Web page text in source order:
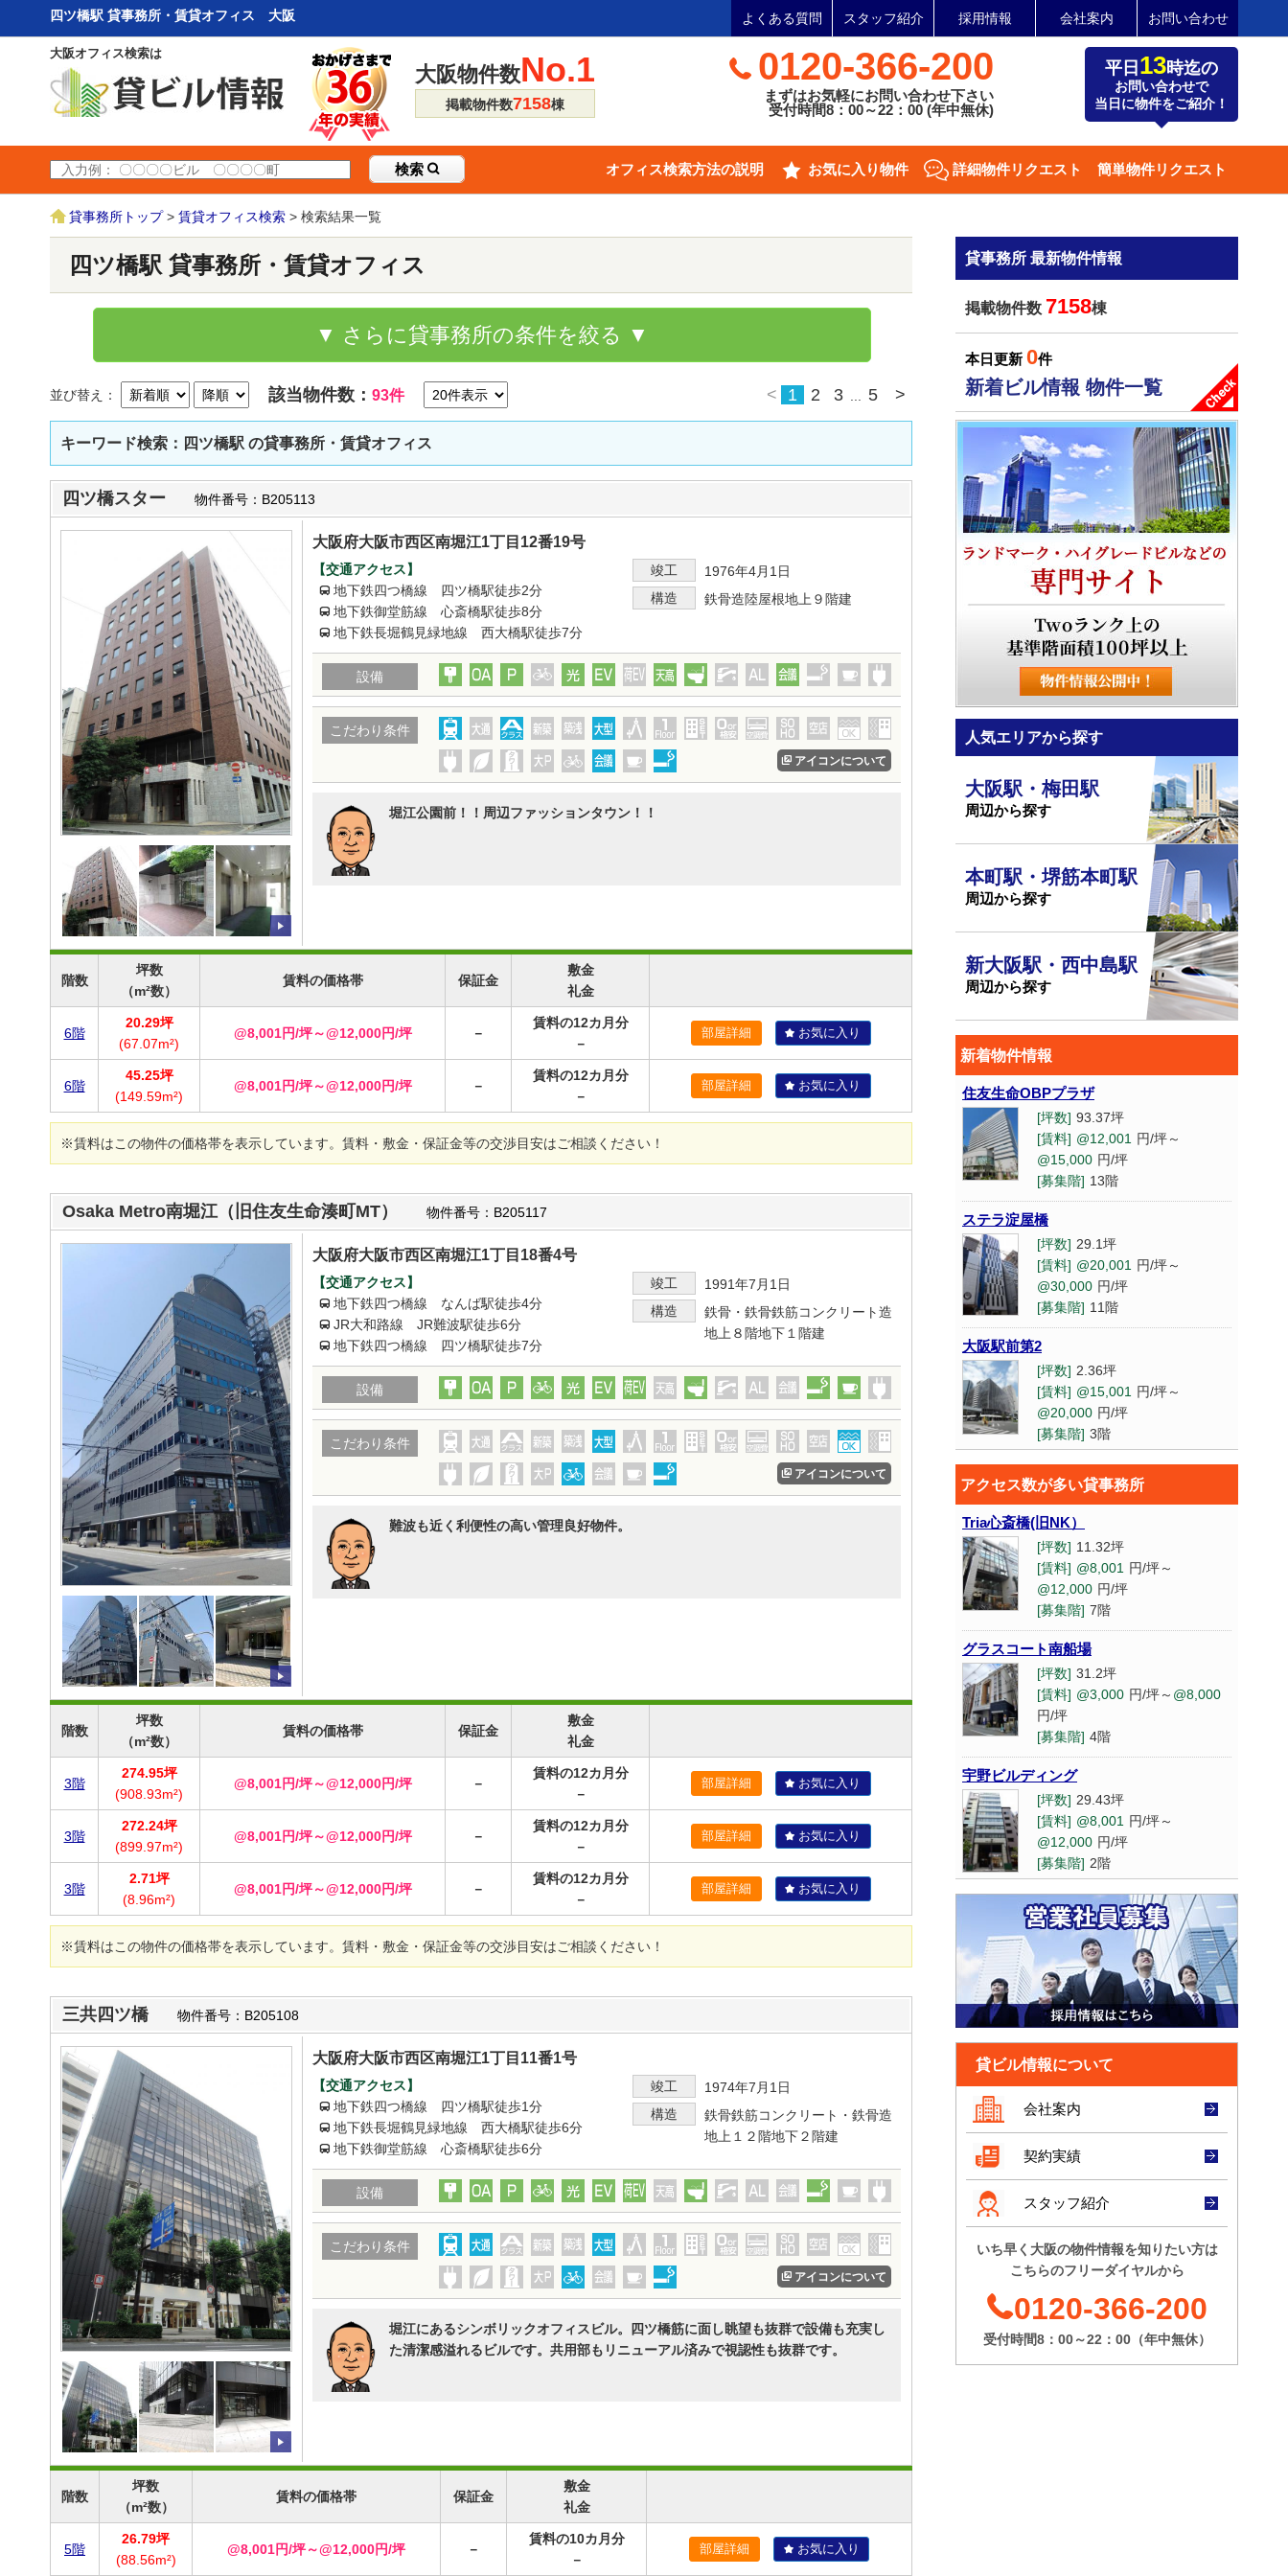
四ツ橋駅 貸事務所・賃貸オフィス 大阪 よくある質問 スタッフ紹介 採用情報 会社案内 お問い合わせ
大阪オフィス検索は
大阪物件数No.1
掲載物件数7158棟
0120-366-200
まずはお気軽にお問い合わせ下さい
受付時間8：00～22：00 (年中無休)
平日 13時迄の
お問い合わせで
当日に物件をご紹介！
検索 オフィス検索方法の説明 お気に入り物件 詳細物件リクエスト 簡単物件リクエスト
貸事務所トップ> 賃貸オフィス検索 > 検索結果一覧
四ツ橋駅 貸事務所・賃貸オフィス
▼ さらに貸事務所の条件を絞る ▼
並び替え： 該当物件数： 93件 < 1 2 3 5 >
キーワード検索：四ツ橋駅 の貸事務所・賃貸オフィス
四ツ橋スター 物件番号：B205113
大阪府大阪市西区南堀江1丁目12番19号
【交通アクセス】
地下鉄四つ橋線 四ツ橋駅徒歩2分
地下鉄御堂筋線 心斎橋駅徒歩8分
地下鉄長堀鶴見緑地線 西大橋駅徒歩7分
竣工
1976年4月1日
構造
鉄骨造陸屋根地上９階建
設備
こだわり条件
アイコンについて
堀江公園前！！周辺ファッションタウン！！
階数
坪数
（m²数）
賃料の価格帯 保証金
敷金
礼金
6階
20.29坪
(67.07m²)
@8,001円/坪～@12,000円/坪 －
賃料の12カ月分
－
部屋詳細 お気に入り
6階
45.25坪
(149.59m²)
@8,001円/坪～@12,000円/坪 －
賃料の12カ月分
－
部屋詳細 お気に入り
※賃料はこの物件の価格帯を表示しています。賃料・敷金・保証金等の交渉目安はご相談ください！
Osaka Metro南堀江（旧住友生命湊町MT） 物件番号：B205117
大阪府大阪市西区南堀江1丁目18番4号
【交通アクセス】
地下鉄四つ橋線 なんば駅徒歩4分
JR大和路線 JR難波駅徒歩6分
地下鉄四つ橋線 四ツ橋駅徒歩7分
竣工
1991年7月1日
構造
鉄骨・鉄骨鉄筋コンクリート造
地上８階地下１階建
設備
こだわり条件
アイコンについて
難波も近く利便性の高い管理良好物件。
階数
坪数
（m²数）
賃料の価格帯 保証金
敷金
礼金
3階
274.95坪
(908.93m²)
@8,001円/坪～@12,000円/坪 －
賃料の12カ月分
－
部屋詳細 お気に入り
3階
272.24坪
(899.97m²)
@8,001円/坪～@12,000円/坪 －
賃料の12カ月分
－
部屋詳細 お気に入り
3階
2.71坪
(8.96m²)
@8,001円/坪～@12,000円/坪 －
賃料の12カ月分
－
部屋詳細 お気に入り
※賃料はこの物件の価格帯を表示しています。賃料・敷金・保証金等の交渉目安はご相談ください！
三共四ツ橋 物件番号：B205108
大阪府大阪市西区南堀江1丁目11番1号
【交通アクセス】
地下鉄四つ橋線 四ツ橋駅徒歩1分
地下鉄長堀鶴見緑地線 西大橋駅徒歩6分
地下鉄御堂筋線 心斎橋駅徒歩6分
竣工
1974年7月1日
構造
鉄骨鉄筋コンクリート・鉄骨造
地上１２階地下２階建
設備
こだわり条件
アイコンについて
堀江にあるシンボリックオフィスビル。四ツ橋筋に面し眺望も抜群で設備も充実し
た清潔感溢れるビルです。共用部もリニューアル済みで視認性も抜群です。
階数
坪数
（m²数）
賃料の価格帯 保証金
敷金
礼金
5階
26.79坪
(88.56m²)
@8,001円/坪～@12,000円/坪 －
賃料の10カ月分
－
部屋詳細 お気に入り
貸事務所 最新物件情報
掲載物件数 7158棟
本日更新 0件
新着ビル情報 物件一覧
人気エリアから探す
大阪駅・梅田駅
周辺から探す
本町駅・堺筋本町駅
周辺から探す
新大阪駅・西中島駅
周辺から探す
新着物件情報
住友生命OBPプラザ
[坪数] 93.37坪
[賃料] @12,001 円/坪～
@15,000 円/坪
[募集階] 13階
ステラ淀屋橋
[坪数] 29.1坪
[賃料] @20,001 円/坪～
@30,000 円/坪
[募集階] 11階
大阪駅前第2
[坪数] 2.36坪
[賃料] @15,001 円/坪～
@20,000 円/坪
[募集階] 3階
[坪数]
27.67坪
[賃料]
@12,000 円/坪
[募集階] 2階
新大阪駅前(旧新大阪サムティ)
[坪数]
8.06坪
[賃料] @8,001
@12,000 円/坪
[募集階] 3階
コットンニッセイ
[坪数]
44坪
[賃料] 相談
[募集階]
8階
大阪国際
[坪数] 10.04坪
@20,000 円/坪
[募集階] 地下1階
四ツ橋セントラル
[坪数]
47.9坪
[賃料] @12,001 円/坪～
[募集階]
6階
IENTO本町
[坪数] 21.12坪
@20,000
[募集階] 12階
セントアーバン
[坪数] 20.35坪
[賃料] @15,001 円/坪～
[募集階] 3階
アクセス数が多い貸事務所
Tria心斎橋(旧NK）
[坪数] 11.32坪
[賃料] @8,001 円/坪～
@12,000 円/坪
[募集階] 7階
グラスコート南船場
[坪数] 31.2坪
[賃料] @3,000 円/坪～ @8,000
円/坪
[募集階] 4階
宇野ビルディング
[坪数] 29.43坪
[賃料] @8,001 円/坪～
@12,000 円/坪
[募集階] 2階
[坪数] 21坪
@8,001
円/坪～
@12,000 円/坪
[募集階] 3階
センバセントラル
[賃料]
@12,001
[募集階]
大阪建大
[坪数] 25.343坪
[賃料] 相談
入商八木
[坪数] 101.38坪
[賃料] @12,001 円/坪～
@15,000 円/坪
貸ビル情報について
会社案内
契約実績
スタッフ紹介
いち早く大阪の物件情報を知りたい方は
こちらのフリーダイヤルから
0120-366-200
受付時間8：00～22：00（年中無休）